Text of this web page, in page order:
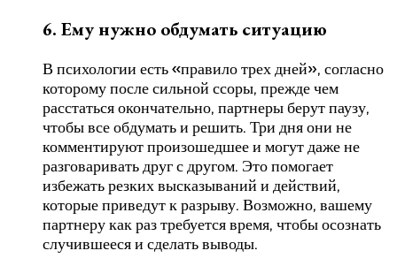
6. Ему нужно обдумать ситуацию
В психологии есть «правило трех дней», согласно
которому после сильной ссоры, прежде чем
расстаться окончательно, партнеры берут паузу,
чтобы все обдумать и решить. Три дня они не
комментируют произошедшее и могут даже не
разговаривать друг с другом. Это помогает
избежать резких высказываний и действий,
которые приведут к разрыву. Возможно, вашему
партнеру как раз требуется время, чтобы осознать
случившееся и сделать выводы.